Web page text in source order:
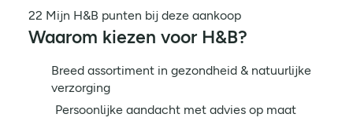
22 Mijn H&B punten bij deze aankoop
Waarom kiezen voor H&B?
Breed assortiment in gezondheid & natuurlijke
verzorging
Persoonlijke aandacht met advies op maat